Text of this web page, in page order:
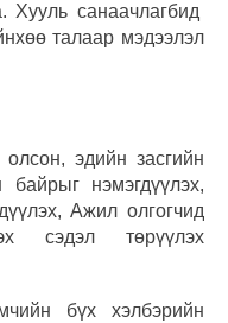
санаачлагбид
талаар мэдээлэл
эдийн засгийн
нэмэгдүүлэх,
Ажил олгогчид
сэдэл төрүүлэх
бүх хэлбэрийн